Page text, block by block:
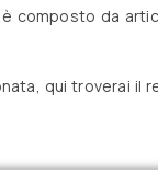
composto da
qui troverai il